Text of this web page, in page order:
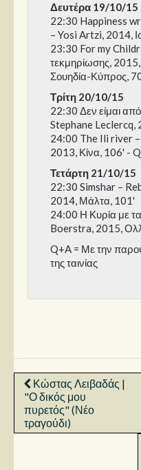
Δευτέρα 19/10/15
22:30 Happiness
– Yosi Artzi, 2014,
23:30 For my
τεκμηρίωσης,
Σουηδία-Κύπρος,
Τρίτη 20/10/15
22:30 Δεν είμαι
Stephane Leclercq,
24:00 The Ili river
2013, Κίνα, 106' -
Τετάρτη 21/10/15
22:30 Simshar –
2014, Μάλτα, 101'
24:00 Η Κυρία με
Boerstra, 2015,
Q+A = Με την
της ταινίας
Κώστας Λειβαδάς |
"Ο δικός μου
πυρετός" (Νέο
τραγούδι)